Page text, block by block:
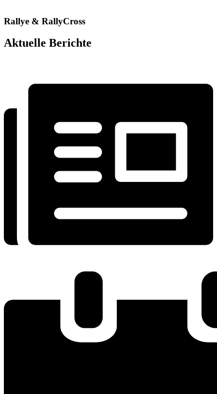
Rallye & RallyCross
Aktuelle Berichte